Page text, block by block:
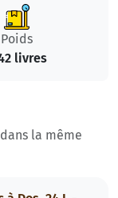
Poids
livres
la même